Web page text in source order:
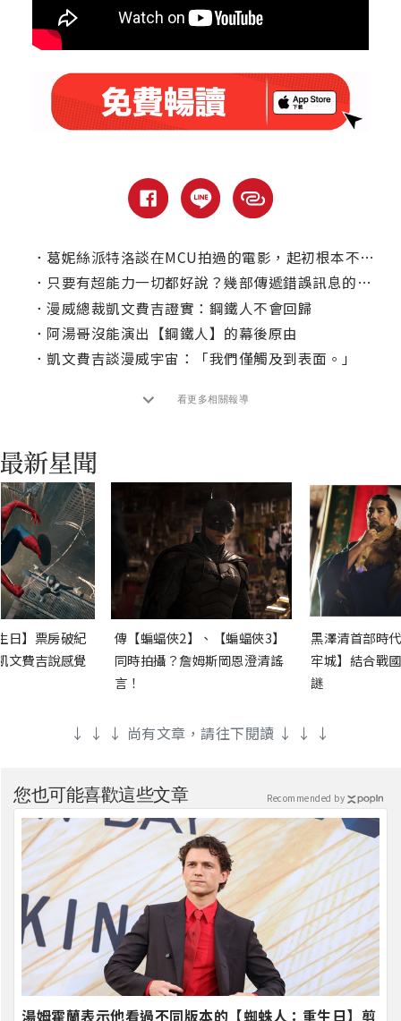
． 葛妮絲派特洛談在MCU拍過的電影，起初根本不覺得【鋼鐵人】會紅？
． 只要有超能力一切都好說？幾部傳遞錯誤訊息的漫改電影
． 漫威總裁凱文費吉證實：鋼鐵人不會回歸
． 阿湯哥沒能演出【鋼鐵人】的幕後原由
． 凱文費吉談漫威宇宙：「我們僅觸及到表面。」
看更多相關報導
日】票房破紀
文費吉說感覺
傳【蝙蝠俠2】、【蝙蝠俠3】
同時拍攝？詹姆斯岡恩澄清謠
言！
黑澤清首部時
牢城】結合戰
謎
↓ ↓ ↓ 尚有文章，請往下閱讀 ↓ ↓ ↓
您也可能喜歡這些文章
湯姆霍蘭表示他看過不同版本的【蜘蛛人：重生日】剪
Recommended by